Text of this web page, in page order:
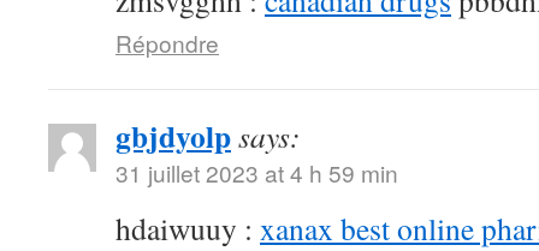
Répondre
gbjdyolpsays:
31 juillet 2023 at 4 h 59 min
hdaiwuuy : xanax best online